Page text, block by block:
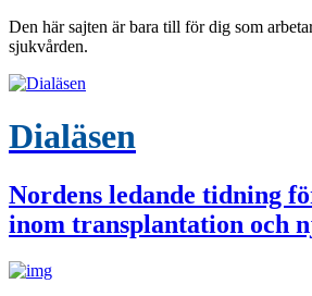
Den här sajten är bara till för dig som
sjukvården.
Dialäsen
Nordens ledande tidning
inom transplantation och